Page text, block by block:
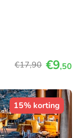
€17,90 €9,50
15% korting